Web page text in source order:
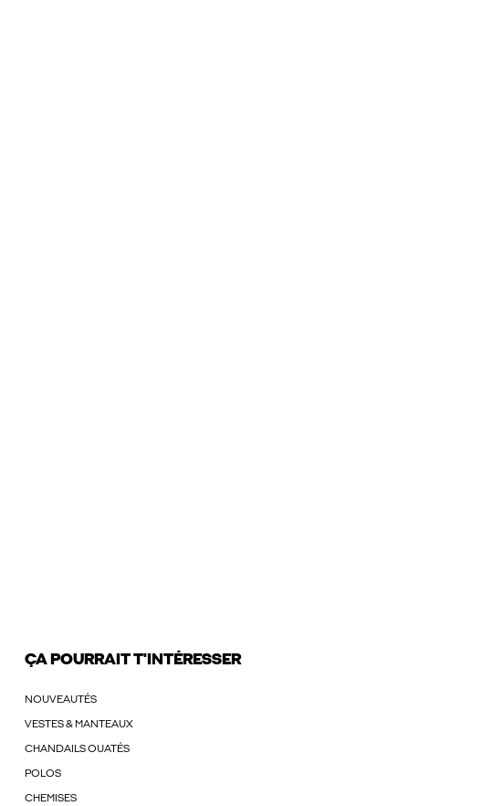
ÇA POURRAIT T'INTÉRESSER
NOUVEAUTÉS
VESTES & MANTEAUX
CHANDAILS OUATÉS
POLOS
CHEMISES